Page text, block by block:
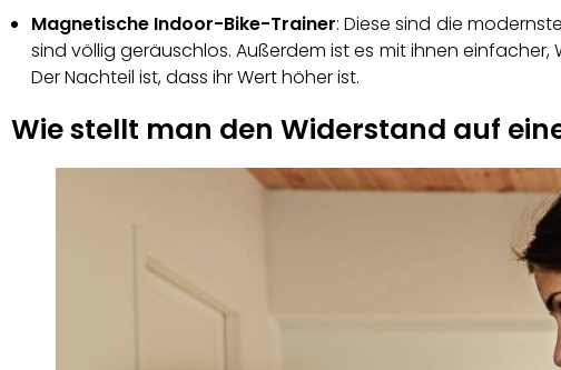
Magnetische Indoor-Bike-Trainer: Diese sind die
sind völlig geräuschlos. Außerdem ist es mit ihnen
Der Nachteil ist, dass ihr Wert höher ist.
Wie stellt man den Widerstand auf